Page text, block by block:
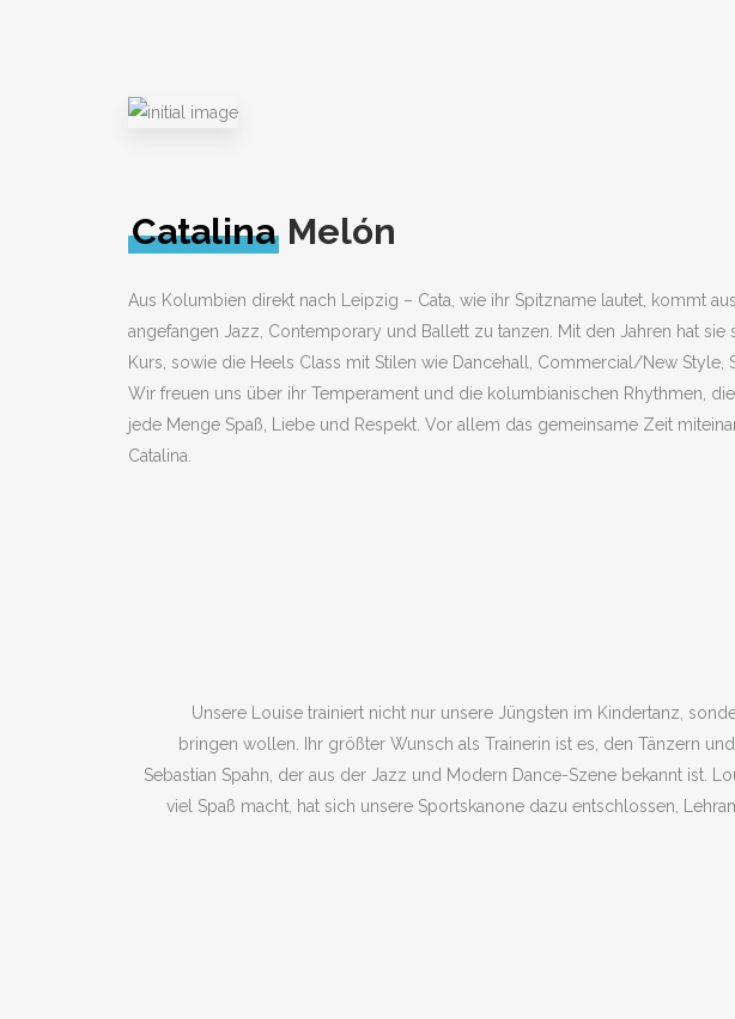
Catalina Melón
Aus Kolumbien direkt nach Leipzig – Cata, wie ihr Spitzname lautet, kommt
angefangen Jazz, Contemporary und Ballett zu tanzen. Mit den Jahren hat
Kurs, sowie die Heels Class mit Stilen wie Dancehall, Commercial/New
Wir freuen uns über ihr Temperament und die kolumbianischen Rhythmen,
jede Menge Spaß, Liebe und Respekt. Vor allem das gemeinsame Zeit
Catalina.
Unsere Louise trainiert nicht nur unsere Jüngsten im Kindertanz,
bringen wollen. Ihr größter Wunsch als Trainerin ist es, den Tänzern
Sebastian Spahn, der aus der Jazz und Modern Dance-Szene bekannt ist.
viel Spaß macht, hat sich unsere Sportskanone dazu entschlossen,